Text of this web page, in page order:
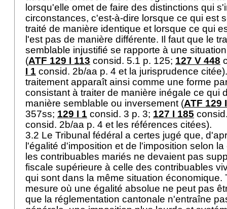
lorsqu'elle omet de faire des distinctions qui
circonstances, c'est-à-dire lorsque ce qui est
traité de manière identique et lorsque ce qui
l'est pas de manière différente. Il faut que le
semblable injustifié se rapporte à une
(ATF 129 I 113 consid. 5.1 p. 125; 127 V 448
I 1 consid. 2b/aa p. 4 et la jurisprudence
traitement apparaît ainsi comme une forme
consistant à traiter de manière inégale ce qui
manière semblable ou inversement (ATF 129
357ss; 129 I 1 consid. 3 p. 3; 127 I 185
consid. 2b/aa p. 4 et les références citées).
3.2 Le Tribunal fédéral a certes jugé que,
l'égalité d'imposition et de l'imposition selon
les contribuables mariés ne devaient pas
fiscale supérieure à celle des contribuables
qui sont dans la même situation économique.
mesure où une égalité absolue ne peut pas
que la réglementation cantonale n'entraîne